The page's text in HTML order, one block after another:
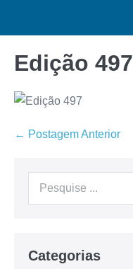
Edição 497
← Postagem Anterior
Categorias